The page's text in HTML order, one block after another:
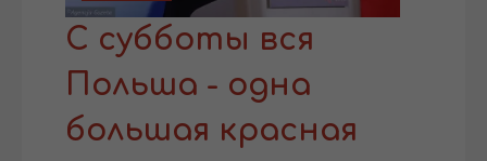
С субботы вся
Польша - одна
большая красная